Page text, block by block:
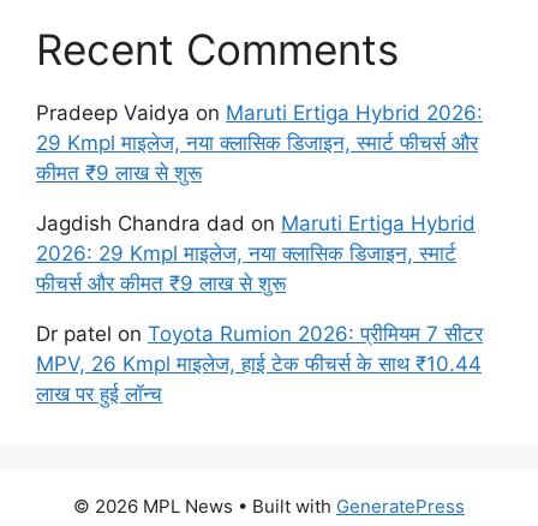
Recent Comments
Pradeep Vaidya on Maruti Ertiga Hybrid 2026:
29 Kmpl माइलेज, नया क्लासिक डिजाइन, स्मार्ट फीचर्स और
कीमत ₹9 लाख से शुरू
Jagdish Chandra dad on Maruti Ertiga Hybrid
2026: 29 Kmpl माइलेज, नया क्लासिक डिजाइन, स्मार्ट
फीचर्स और कीमत ₹9 लाख से शुरू
Dr patel on Toyota Rumion 2026: प्रीमियम 7 सीटर
MPV, 26 Kmpl माइलेज, हाई टेक फीचर्स के साथ ₹10.44
लाख पर हुई लॉन्च
© 2026 MPL News • Built with GeneratePress